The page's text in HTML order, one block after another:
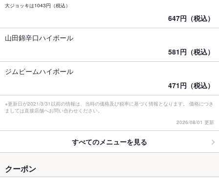
大ジョッキは1043円（税込）
647円（税込）
山田錦辛口ハイボール
581円（税込）
ジムビームハイボール
471円（税込）
※更新日が2021/3/31以前の情報は、当時の価格及び税率に基づく情報となります。 価格につき
ましては直接店舗へお問い合わせください。
2026/08/01 更新
すべてのメニューを見る
クーポン